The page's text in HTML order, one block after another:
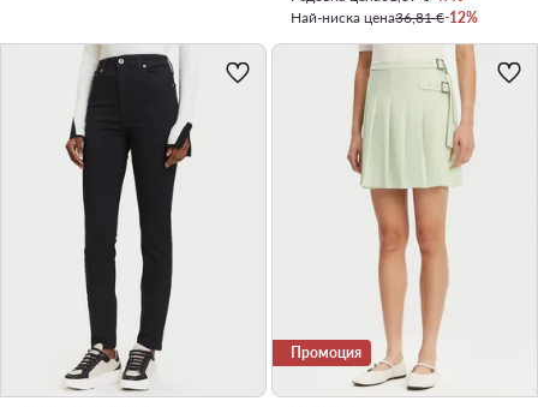
Най-ниска цена36,81 €-12%
Промоция